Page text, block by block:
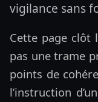
vigilance sans
Cette page clôt
pas une trame
points de
l’instruction